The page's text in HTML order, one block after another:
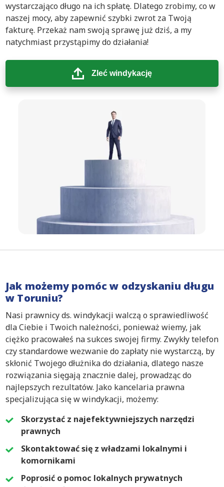
wystarczająco długo na ich spłatę. Dlatego zrobimy, co w
naszej mocy, aby zapewnić szybki zwrot za Twoją
fakturę. Przekaż nam swoją sprawę już dziś, a my
natychmiast przystąpimy do działania!
Zleć windykację
Jak możemy pomóc w odzyskaniu długu
w Toruniu?
Nasi prawnicy ds. windykacji walczą o sprawiedliwość
dla Ciebie i Twoich należności, ponieważ wiemy, jak
ciężko pracowałeś na sukces swojej firmy. Zwykły telefon
czy standardowe wezwanie do zapłaty nie wystarczą, by
skłonić Twojego dłużnika do działania, dlatego nasze
rozwiązania sięgają znacznie dalej, prowadząc do
najlepszych rezultatów. Jako kancelaria prawna
specjalizująca się w windykacji, możemy:
Skorzystać z najefektywniejszych narzędzi
prawnych
Skontaktować się z władzami lokalnymi i
komornikami
Poprosić o pomoc lokalnych prywatnych